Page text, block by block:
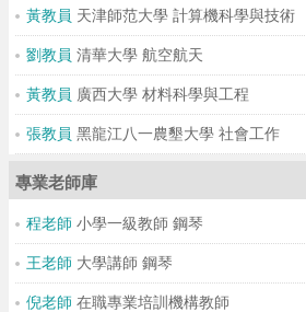
黃教員 天津師范大學 計算機科學與技術
劉教員 清華大學 航空航天
黃教員 廣西大學 材料科學與工程
張教員 黑龍江八一農墾大學 社會工作
專業老師庫
程老師 小學一級教師 鋼琴
王老師 大學講師 鋼琴
倪老師 在職專業培訓機構教師